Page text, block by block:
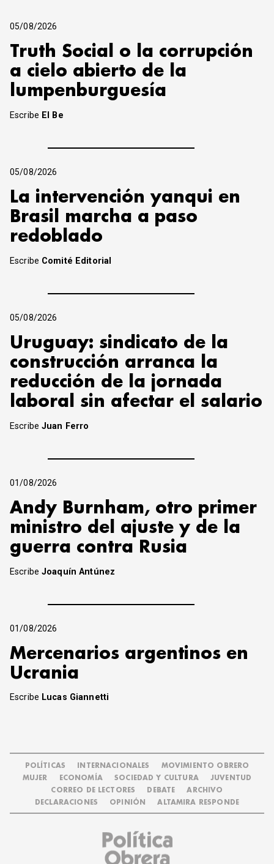
05/08/2026
Truth Social o la corrupción
a cielo abierto de la
lumpenburguesía
Escribe El Be
05/08/2026
La intervención yanqui en
Brasil marcha a paso
redoblado
Escribe Comité Editorial
05/08/2026
Uruguay: sindicato de la
construcción arranca la
reducción de la jornada
laboral sin afectar el salario
EscribeJuan Ferro
01/08/2026
Andy Burnham, otro primer
ministro del ajuste y de la
guerra contra Rusia
EscribeJoaquín Antúnez
01/08/2026
Mercenarios argentinos en
Ucrania
Escribe Lucas Giannetti
POLÍTICAS INTERNACIONALES
MOVIMIENTO OBRERO
MUJER
ECONOMÍA SOCIEDAD Y CULTURA
JUVENTUD
CORREO DE LECTORES
DEBATE
ARCHIVO
DECLARACIONES
OPINIÓN ALTAMIRA RESPONDE